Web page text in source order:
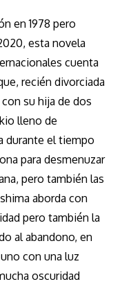
en 1978 pero
esta novela
cuenta
recién divorciada
su hija de dos
lleno de
durante el tiempo
para desmenuzar
pero también las
aborda con
pero también la
al abandono, en
con una luz
oscuridad